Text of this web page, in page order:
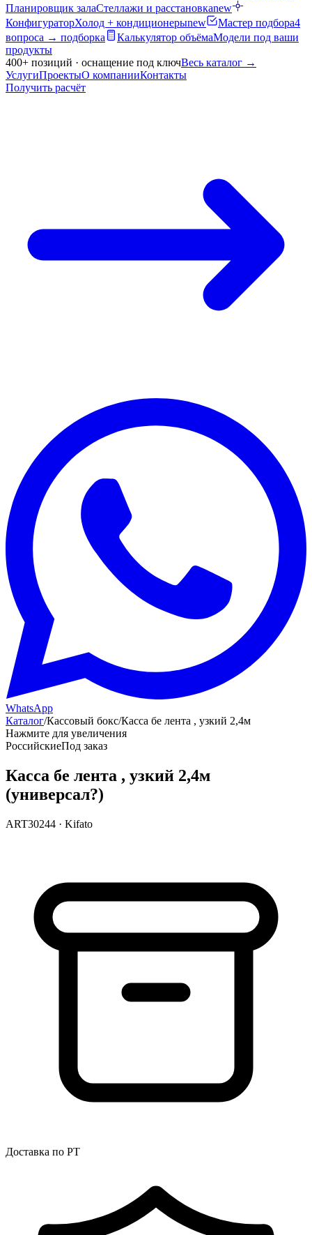
Планировщик залаСтеллажи и расстановкаnew
КонфигураторХолод + кондиционерыnew Мастер подбора4
вопроса → подборка
Калькулятор объёмаМодели под ваши
продукты
400+ позиций · оснащение под ключВесь каталог →
УслугиПроектыО компанииКонтакты
Получить расчёт
WhatsApp
Каталог/Кассовый бокс/Касса бе лента , узкий 2,4м
Нажмите для увеличения
РоссийскиеПод заказ
Касса бе лента , узкий 2,4м
(универсал?)
ART30244 · Kifato
Доставка по РТ